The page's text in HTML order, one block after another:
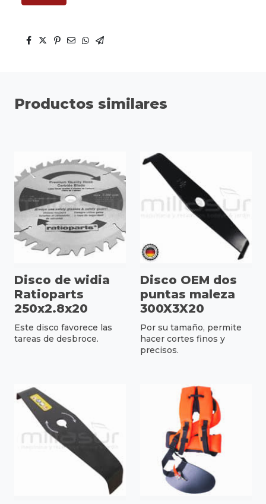
Productos similares
Disco de widia
Ratioparts
250x2.8x20
Este disco favorece las
tareas de desbroce.
Disco OEM dos
puntas maleza
300X3X20
Por su tamaño, permite
hacer cortes finos y
precisos.